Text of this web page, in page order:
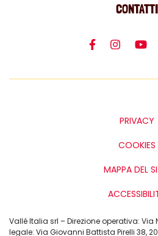
CONTATTI
PRIVACY
COOKIES
MAPPA DEL
Vallé Italia srl – Direzione operativa: Via
legale: Via Giovanni Battista Pirelli 38,